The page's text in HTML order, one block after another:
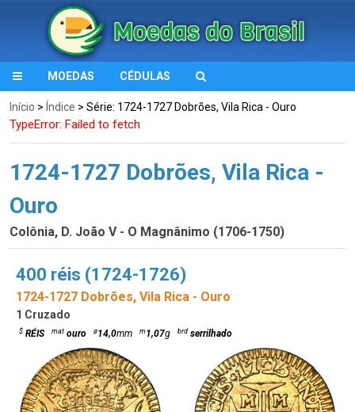
MOEDAS CÉDULAS
Início > Índice > Série: 1724-1727 Dobrões, Vila Rica - Ouro
TypeError: Failed to fetch
1724-1727 Dobrões, Vila Rica -
Ouro
Colônia, D. João V - O Magnânimo (1706-1750)
400 réis (1724-1726)
1724-1727 Dobrões, Vila Rica - Ouro
1 Cruzado
$ RÉIS mat ouro ø14,0mm m1,07g brd serrilhado